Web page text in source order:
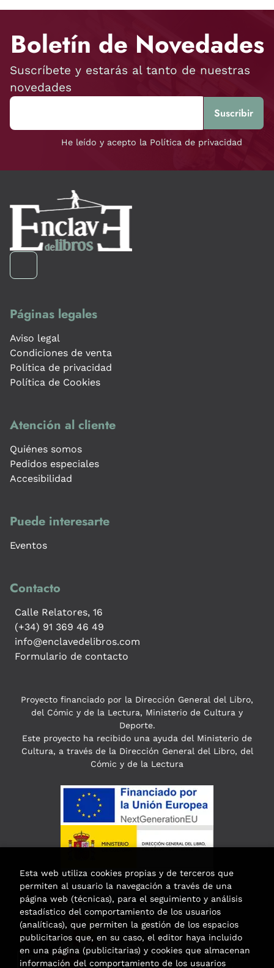
Boletín de Novedades
Suscríbete y estarás al tanto de nuestras
novedades
He leído y acepto la Política de privacidad
Páginas legales
Aviso legal
Condiciones de venta
Política de privacidad
Política de Cookies
Atención al cliente
Quiénes somos
Pedidos especiales
Accesibilidad
Puede interesarte
Eventos
Contacto
Calle Relatores, 16
(+34) 91 369 46 49
info@enclavedelibros.com
Formulario de contacto
Proyecto financiado por la Dirección General del Libro,
del Cómic y de la Lectura, Ministerio de Cultura y
Deporte.
Este proyecto ha recibido una ayuda del Ministerio de
Cultura, a través de la Dirección General del Libro, del
Cómic y de la Lectura
Esta actividad ha recibido una ayuda
Esta web utiliza cookies propias y de terceros que
permiten al usuario la navegación a través de una
página web (técnicas), para el seguimiento y análisis
estadístico del comportamiento de los usuarios
(analíticas), que permiten la gestión de los espacios
publicitarios que, en su caso, el editor haya incluido
en una página (publicitarias) y cookies que almacenan
información del comportamiento de los usuarios